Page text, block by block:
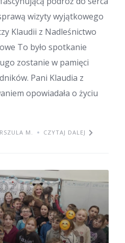
wizyty wyjątkowego
Klaudii z Nadleśnictwo
To było spotkanie
zostanie w pamięci
​Pani Klaudia z
opowiadała o życiu
M. CZYTAJ DALEJ